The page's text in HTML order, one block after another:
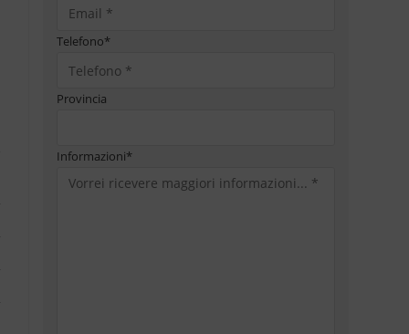
Telefono*
Provincia
Informazioni*